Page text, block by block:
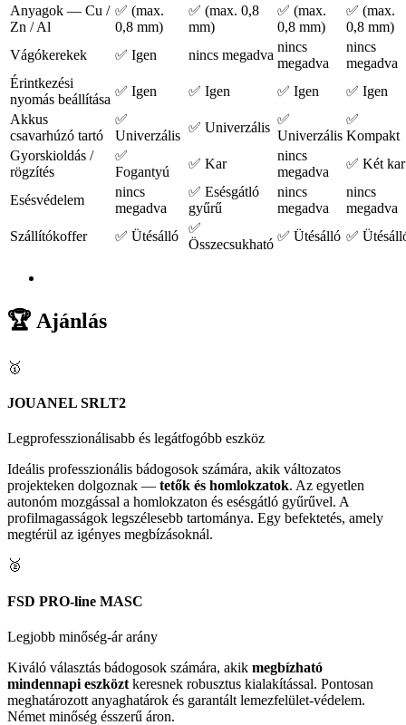
Anyagok — Cu /
Zn / Al
✅ (max.
0,8 mm)
✅ (max. 0,8
mm)
✅ (max.
0,8 mm)
✅ (max.
0,8 mm)
Vágókerekek
✅ Igen nincs megadva
nincs
megadva
nincs
megadva
Érintkezési
nyomás beállítása
✅ Igen ✅ Igen ✅ Igen
✅ Igen
Akkus
csavarhúzó tartó
✅
Univerzális
✅ Univerzális
✅
Univerzális
✅
Kompakt
Gyorskioldás /
rögzítés
✅
Fogantyú
✅ Kar
nincs
megadva
✅ Két kar
Esésvédelem
nincs
megadva
✅ Esésgátló
gyűrű
nincs
megadva
nincs
megadva
Szállítókoffer
✅ Ütésálló
✅
Összecsukható
✅ Ütésálló ✅
🏆 Ajánlás
🥇
JOUANEL SRLT2
Legprofesszionálisabb és legátfogóbb eszköz
Ideális professzionális bádogosok számára, akik változatos
projekteken dolgoznak — tetők és homlokzatok. Az egyetlen
autonóm mozgással a homlokzaton és esésgátló gyűrűvel. A
profilmagasságok legszélesebb tartománya. Egy befektetés, amely
megtérül az igényes megbízásoknál.
🥈
FSD PRO-line MASC
Legjobb minőség-ár arány
Kiváló választás bádogosok számára, akik megbízható
mindennapi eszközt keresnek robusztus kialakítással. Pontosan
meghatározott anyaghatárok és garantált lemezfelület-védelem.
Német minőség ésszerű áron.